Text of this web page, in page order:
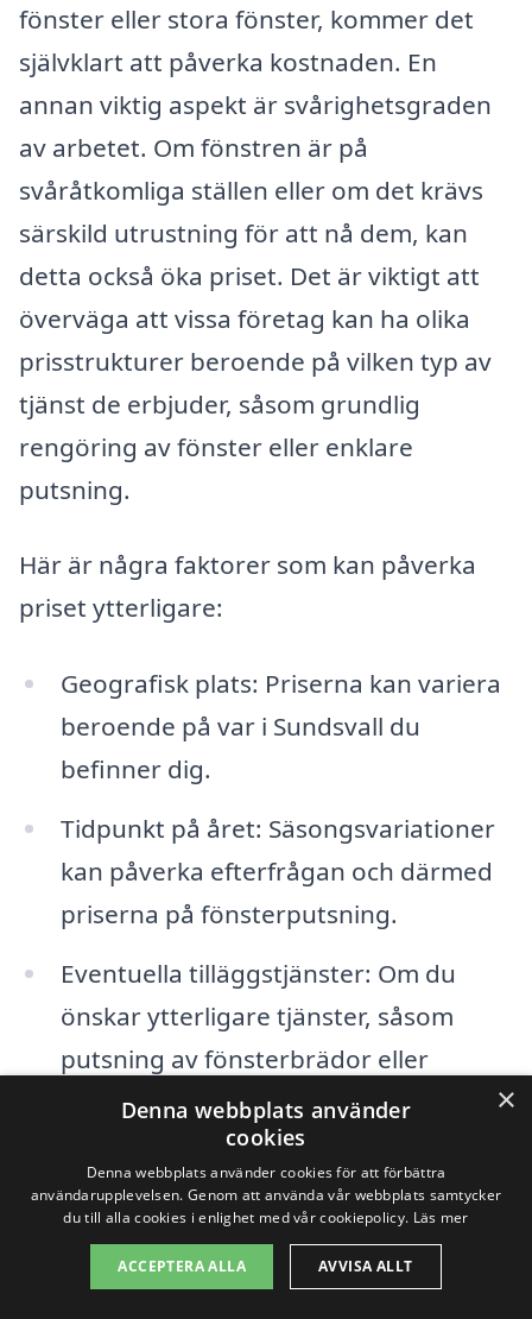
fönster eller stora fönster, kommer det
självklart att påverka kostnaden. En
annan viktig aspekt är svårighetsgraden
av arbetet. Om fönstren är på
svåråtkomliga ställen eller om det krävs
särskild utrustning för att nå dem, kan
detta också öka priset. Det är viktigt att
överväga att vissa företag kan ha olika
prisstrukturer beroende på vilken typ av
tjänst de erbjuder, såsom grundlig
rengöring av fönster eller enklare
putsning.
Här är några faktorer som kan påverka
priset ytterligare:
Geografisk plats: Priserna kan variera
beroende på var i Sundsvall du
befinner dig.
Tidpunkt på året: Säsongsvariationer
kan påverka efterfrågan och därmed
priserna på fönsterputsning.
Eventuella tilläggstjänster: Om du
önskar ytterligare tjänster, såsom
putsning av fönsterbrädor eller
rengöring av ramar, kan detta också
påverka det totala priset.
Det är alltid en bra idé att inhämtar flera
offerter och jämför priser från olika
×
Denna webbplats använder
cookies
Denna webbplats använder cookies för att förbättra
användarupplevelsen. Genom att använda vår webbplats samtycker
du till alla cookies i enlighet med vår cookiepolicy. Läs mer
ACCEPTERA ALLA AVVISA ALLT